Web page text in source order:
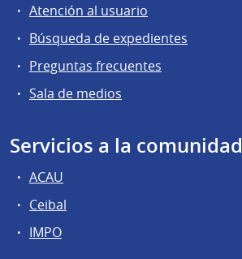
Atención al usuario
Búsqueda de expedientes
Preguntas frecuentes
Sala de medios
Servicios a la comunidad
ACAU
Ceibal
IMPO